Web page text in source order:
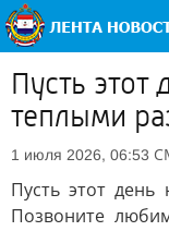
Пусть этот
теплыми
1 июля 2026, 06:53
Пусть этот день
Позвоните